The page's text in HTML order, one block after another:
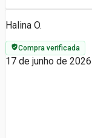
Halina O.
Compra verificada
17 de junho de 2026